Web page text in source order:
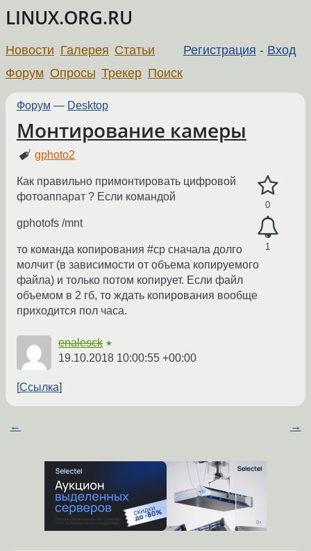
LINUX.ORG.RU
Регистрация - Вход
Новости Галерея Статьи
Форум Опросы Трекер Поиск
Форум — Desktop
Монтирование камеры
gphoto2
0
1
Как правильно примонтировать цифровой
фотоаппарат ? Если командой
gphotofs /mnt
то команда копирования #cp сначала долго
молчит (в зависимости от объема копируемого
файла) и только потом копирует. Если файл
объемом в 2 гб, то ждать копирования вообще
приходится пол часа.
enalesck ★
19.10.2018 10:00:55 +00:00
Ссылка
← →